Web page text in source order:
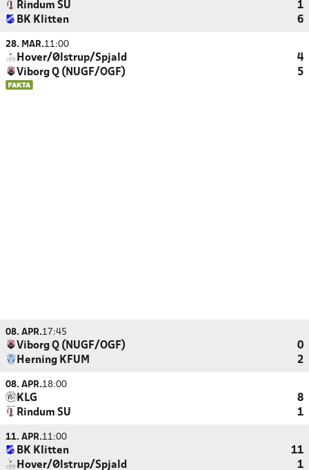
Rindum SU
1
BK Klitten
6
28. MAR.11:00
Hover/Ølstrup/Spjald
4
Viborg Q (NUGF/OGF)
5
08. APR.17:45
Viborg Q (NUGF/OGF)
0
Herning KFUM
2
08. APR.18:00
KLG
8
Rindum SU
1
11. APR.11:00
BK Klitten
11
Hover/Ølstrup/Spjald
1